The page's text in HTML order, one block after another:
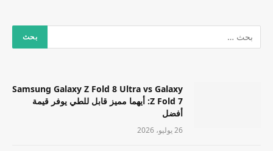
Samsung Galaxy Z Fold 8 Ultra vs Galaxy
Z Fold 7: أيهما مميز قابل للطي يوفر قيمة
أفضل
26 يوليو، 2026